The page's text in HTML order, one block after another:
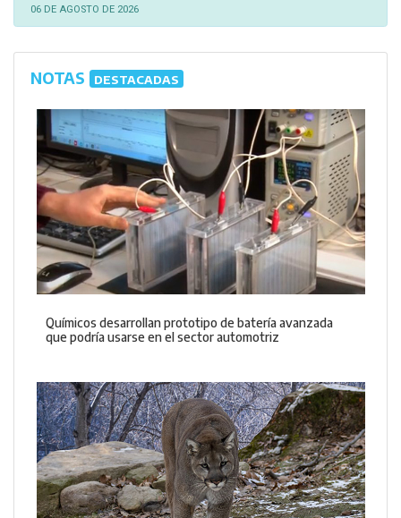
06 DE AGOSTO DE 2026
NOTAS DESTACADAS
Químicos desarrollan prototipo de batería avanzada
que podría usarse en el sector automotriz